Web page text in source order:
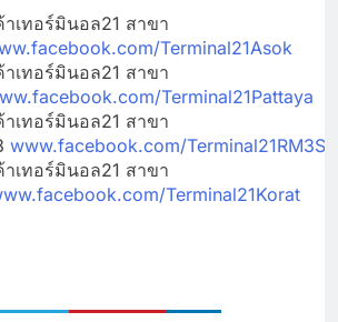
เทอร์มินอล21 สาขา
Terminal21Asok
เทอร์มินอล21 สาขา
Terminal21Pattaya
เทอร์มินอล21 สาขา
www.facebook.com/
เทอร์มินอล21 สาขา
Terminal21Korat